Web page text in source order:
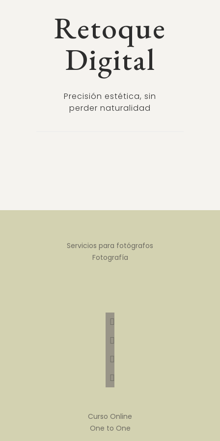
Retoque
Digital
Precisión estética, sin
perder naturalidad
Servicios para fotógrafos
Fotografía
Curso Online
One to One